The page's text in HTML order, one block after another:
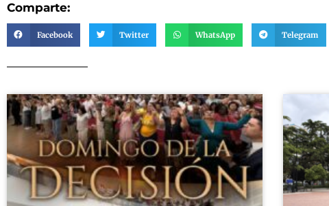
Comparte:
Facebook Twitter WhatsApp Telegram